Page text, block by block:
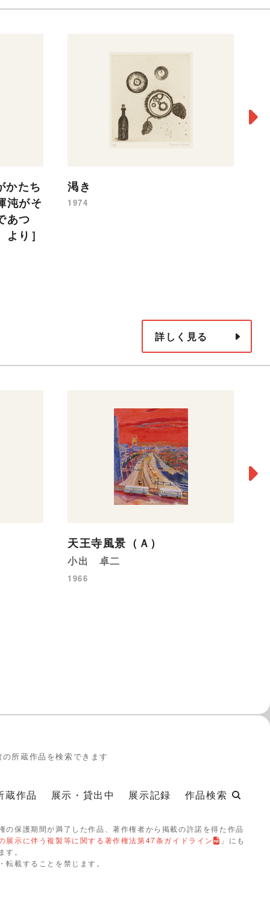
たち
沌がそ
あつ
り］
渇き
1974
詳しく見る
天王寺風景（Ａ）
小出 卓二
1966
所蔵作品を検索できます
蔵作品 展示・貸出中 展示記録 作品検索
保護期間が満了した作品、著作権者から掲載の許諾を得た作品
展示に伴う複製等に関する著作権法第47条ガイドライン
」にも
。
載することを禁じます。